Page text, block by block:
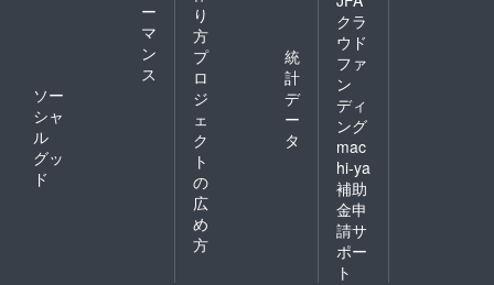
ー
マ
ン
ス
ソー
シャ
ル
グッ
ド
り
方
プ
ロ
ジ
ェ
ク
ト
の
広
め
方
統
計
デ
ー
タ
クラ
ウド
ファ
ン
ディ
ング
mac
hi-ya
補助
金申
請サ
ポー
ト